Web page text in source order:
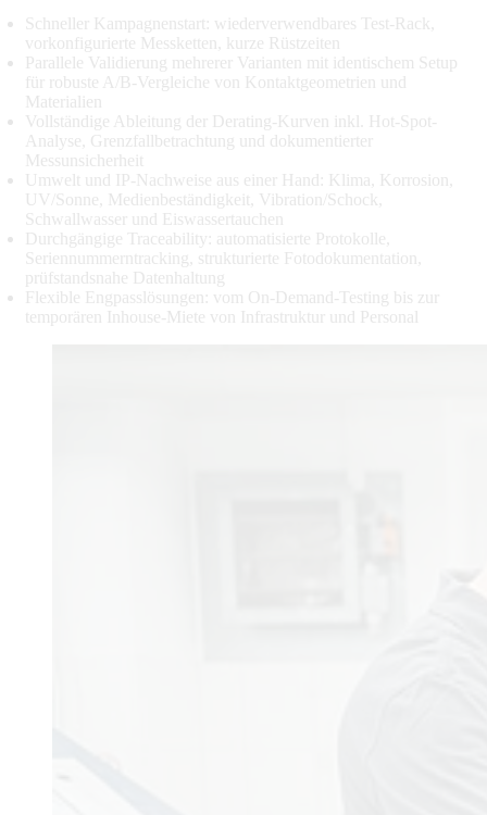
Schneller Kampagnenstart: wiederverwendbares Test-Rack,
vorkonfigurierte Messketten, kurze Rüstzeiten
Parallele Validierung mehrerer Varianten mit identischem Setup
für robuste A/B-Vergleiche von Kontaktgeometrien und
Materialien
Vollständige Ableitung der Derating-Kurven inkl. Hot-Spot-
Analyse, Grenzfallbetrachtung und dokumentierter
Messunsicherheit
Umwelt und IP-Nachweise aus einer Hand: Klima, Korrosion,
UV/Sonne, Medienbeständigkeit, Vibration/Schock,
Schwallwasser und Eiswassertauchen
Durchgängige Traceability: automatisierte Protokolle,
Seriennummerntracking, strukturierte Fotodokumentation,
prüfstandsnahe Datenhaltung
Flexible Engpasslösungen: vom On-Demand-Testing bis zur
temporären Inhouse-Miete von Infrastruktur und Personal